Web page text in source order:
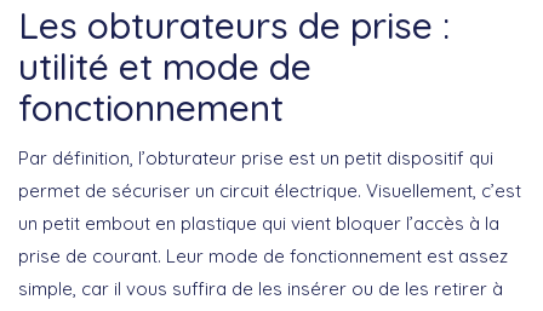
Les obturateurs de prise :
utilité et mode de
fonctionnement
Par définition, l’obturateur prise est un petit dispositif qui
permet de sécuriser un circuit électrique. Visuellement, c’est
un petit embout en plastique qui vient bloquer l’accès à la
prise de courant. Leur mode de fonctionnement est assez
simple, car il vous suffira de les insérer ou de les retirer à